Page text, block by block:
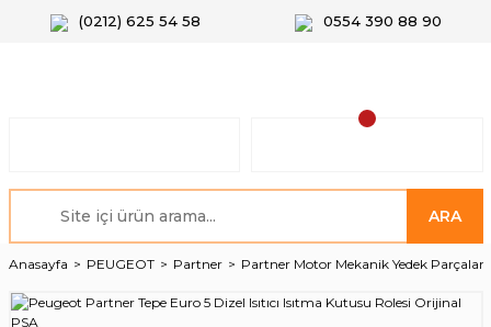
(0212) 625 54 58 0554 390 88 90
ARA
Anasayfa PEUGEOT Partner Partner Motor Mekanik Yedek Parçalar